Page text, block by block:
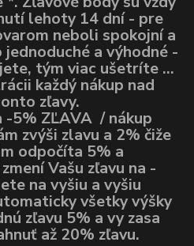
lehoty 14 dní - pre
neboli spokojní a
a výhodné -
tým viac ušetríte ...
každý nákup nad
zľavy.
5% ZĽAVA / nákup
zvýši zlavu a 2% čiže
odpočíta 5% a
Vašu zľavu na -
na vyšiu a vyšiu
všetky výšky
zľavu 5% a vy zasa
až 20% zľavu.